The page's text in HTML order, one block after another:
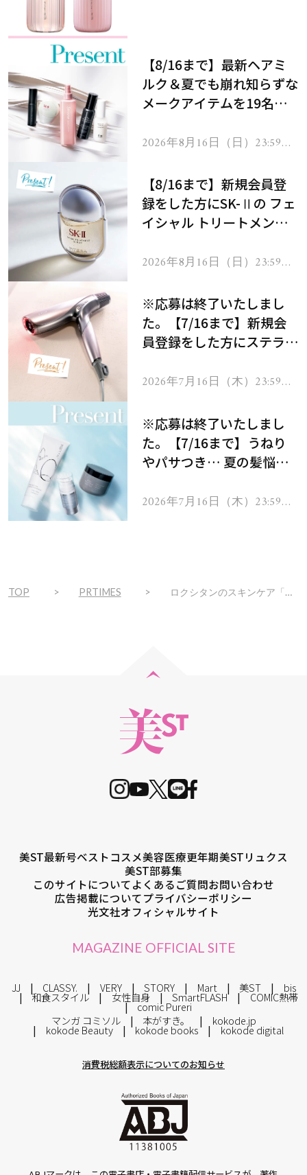
【8/16まで】最新ヘアミ
ルク＆夏でも崩れ知らずな
メークアイテムを19名様
2026年8月16日（日）23:59ま
【8/16まで】新規会員登
録をした方にSK-Ⅱの フェ
イシャル トリートメント
2026年8月16日（日）23:59ま
※応募は終了いたしまし
た。【7/16まで】新規会
員登録をした方にステラボ
ヘアドライヤー ジュエル
2026年7月16日（木）23:59ま
※応募は終了いたしまし
た。【7/16まで】うねり
やパサつき… 夏の髪悩み
ムを13名様にプレゼン
2026年7月16日（木）23:59ま
TOP PRTIMES ロクシタンのスキンケア「イモーテル」がクリスタルアワード2022でTOP５SPA COSMETICSを受賞
美ST最新号ベストコスメ美容医療更年期美STリュクス
美ST部募集
このサイトについてよくあるご質問お問い合わせ
広告掲載についてプライバシーポリシー
光文社オフィシャルサイト
MAGAZINE OFFICIAL SITE
JJ CLASSY. VERY STORY Mart 美ST bis
和食スタイル 女性自身 SmartFLASH COMIC熱帯
comic Pureri
マンガ コミソル
本がすき。 kokode.jp
kokode Beauty kokode books kokode digital
消費税総額表示についてのお知らせ